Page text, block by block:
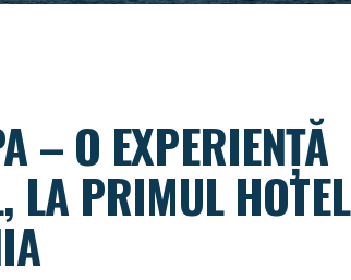
– O EXPERIENȚĂ
LA PRIMUL HOTEL